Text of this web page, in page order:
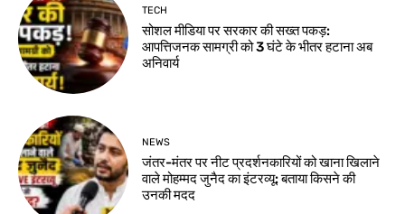
TECH
सोशल मीडिया पर सरकार की सख्त पकड़:
आपत्तिजनक सामग्री को 3 घंटे के भीतर हटाना अब
अनिवार्य
NEWS
जंतर-मंतर पर नीट प्रदर्शनकारियों को खाना खिलाने
वाले मोहम्मद जुनैद का इंटरव्यू: बताया किसने की
उनकी मदद